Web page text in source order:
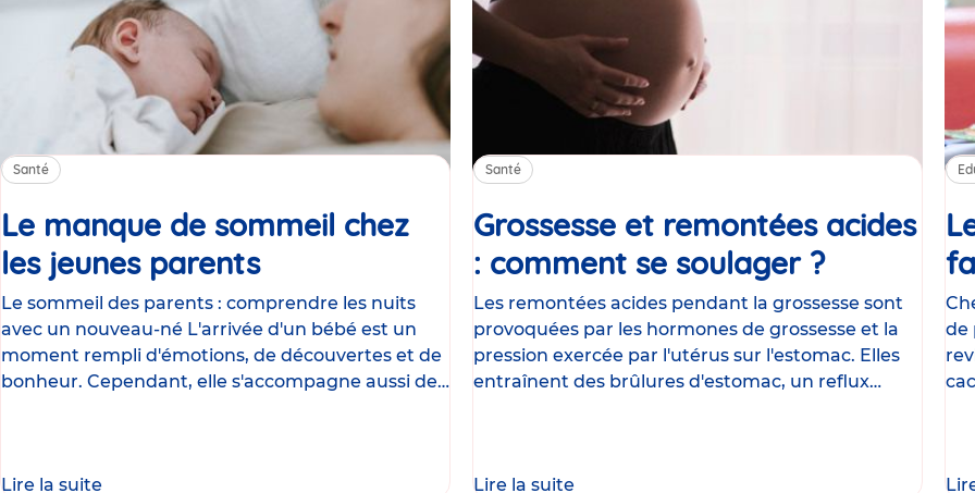
Santé
Le manque de sommeil chez
les jeunes parentsArticle
Le sommeil des parents : comprendre les nuits
avec un nouveau-né L'arrivée d'un bébé est un
moment rempli d'émotions, de découvertes et de
bonheur. Cependant, elle s'accompagne aussi de
Lire la suite
Santé
Grossesse et remontées acides
: comment se soulager ?Article
Les remontées acides pendant la grossesse sont
provoquées par les hormones de grossesse et la
pression exercée par l'utérus sur l'estomac. Elles
entraînent des brûlures d'estomac, un reflux
Lire la suite
de